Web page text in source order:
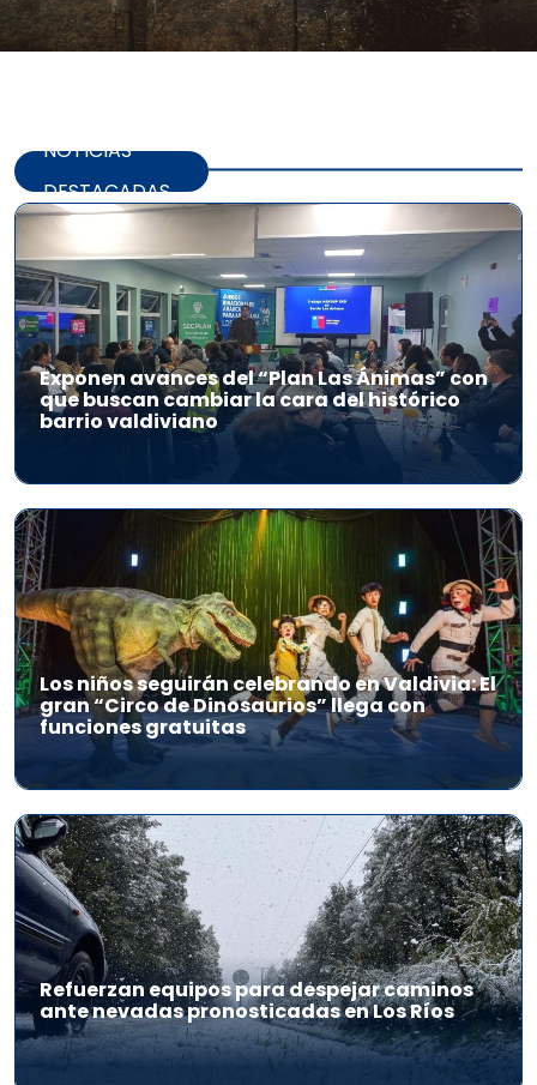
NOTICIAS
DESTACADAS
Exponen avances del “Plan Las Ánimas” con
que buscan cambiar la cara del histórico
barrio valdiviano
Los niños seguirán celebrando en Valdivia: El
gran “Circo de Dinosaurios” llega con
funciones gratuitas
Refuerzan equipos para despejar caminos
ante nevadas pronosticadas en Los Ríos